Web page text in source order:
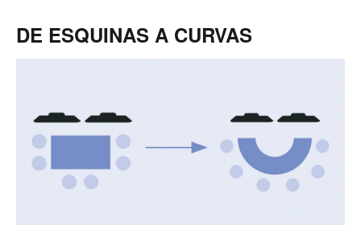
DE ESQUINAS A CURVAS